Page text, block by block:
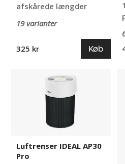
afskårede længder
19 varianter
325 kr Køb
Luftrenser
Luftrenser IDEAL AP30
Pro